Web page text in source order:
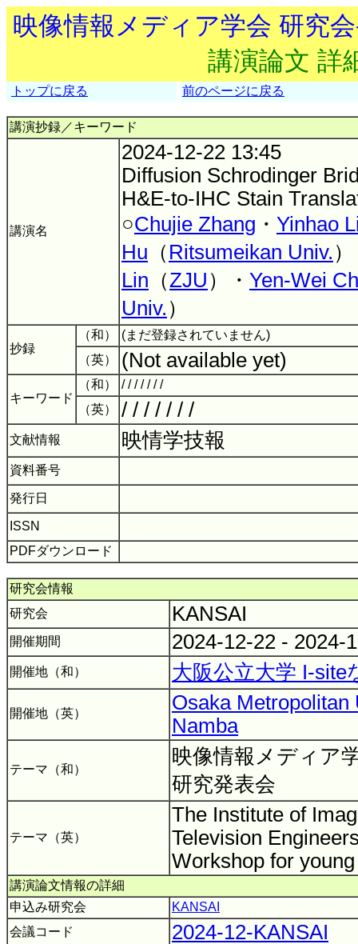
映像情報メディア学会 研究
講演論文 詳
トップに戻る 前のページに戻る
講演抄録／キーワード
講演名
2024-12-22 13:45
Diffusion Schrodinger
H&E-to-IHC Stain
○Chujie Zhang ・ Yinhao
Hu （ Ritsumeikan Univ.
Lin （ZJU ）・ Yen-Wei
Univ. ）
抄録
（和）
(まだ登録されていません)
（英）
(Not available yet)
キーワード
（和）
/ / / / / / /
（英）
/ / / / / / /
文献情報 映情学技報
資料番号
発行日
ISSN
PDFダウンロード
研究会情報
研究会
KANSAI
開催期間 2024-12-22 - 2024-
開催地（和） 大阪公立大学 I-site
開催地（英）
Osaka Metropolitan
Namba
テーマ（和）
映像情報メディア
研究発表会
テーマ（英）
The Institute of
Television
Workshop for
講演論文情報の詳細
申込み研究会
KANSAI
会議コード
2024-12-KANSAI